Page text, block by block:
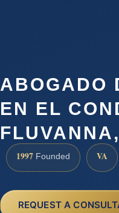
ABOGADO
EN EL
1997 Founded VA
REQUEST A